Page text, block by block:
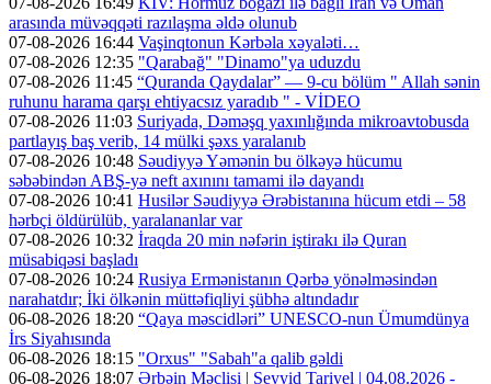
arasında müvəqqəti razılaşma əldə olunub
07-08-2026 16:44 Vaşinqtonun Kərbəla xəyaləti…
07-08-2026 12:35 "Qarabağ" "Dinamo"ya uduzdu
07-08-2026 11:45 “Quranda Qaydalar” — 9-cu bölüm " Allah sənin
ruhunu harama qarşı ehtiyacsız yaradıb " - VİDEO
07-08-2026 11:03 Suriyada, Dəməşq yaxınlığında mikroavtobusda
partlayış baş verib, 14 mülki şəxs yaralanıb
07-08-2026 10:48 Səudiyyə Yəmənin bu ölkəyə hücumu
səbəbindən ABŞ-yə neft axınını tamami ilə dayandı
07-08-2026 10:41 Husilər Səudiyyə Ərəbistanına hücum etdi – 58
hərbçi öldürülüb, yaralananlar var
07-08-2026 10:32 İraqda 20 min nəfərin iştirakı ilə Quran
müsabiqəsi başladı
07-08-2026 10:24 Rusiya Ermənistanın Qərbə yönəlməsindən
narahatdır; İki ölkənin müttəfiqliyi şübhə altındadır
06-08-2026 18:20 “Qaya məscidləri” UNESCO-nun Ümumdünya
İrs Siyahısında
06-08-2026 18:15 "Orxus" "Sabah"a qalib gəldi
06-08-2026 18:07 Ərbəin Məclisi | Seyyid Tariyel | 04.08.2026 -